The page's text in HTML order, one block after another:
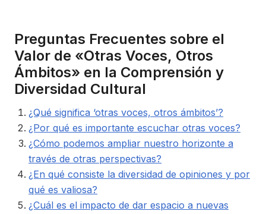
Preguntas Frecuentes sobre el
Valor de «Otras Voces, Otros
Ámbitos» en la Comprensión y
Diversidad Cultural
¿Qué significa ‘otras voces, otros ámbitos’?
¿Por qué es importante escuchar otras voces?
¿Cómo podemos ampliar nuestro horizonte a
través de otras perspectivas?
¿En qué consiste la diversidad de opiniones y por
qué es valiosa?
¿Cuál es el impacto de dar espacio a nuevas